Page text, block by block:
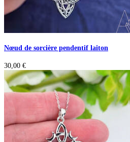
Nœud de sorcière pendentif laiton
30,00 €